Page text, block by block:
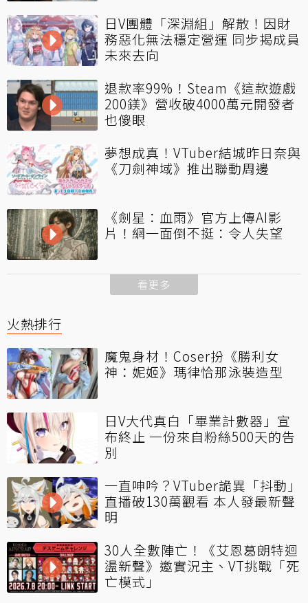
日V團體「深淵組」解散！因財
務惡化無法穩定營運 同步揭成員
未來去向
退款率99%！Steam《這款遊戲
200鎂》營收破4000萬元開發者
也傻眼
夢想成真！VTuber結城昨日奈與
《刀劍神域》推出聯動周邊
《劍星：血雨》官方上傳AI影
片！網一面倒不挺：令人失望
看更多
火熱排行
魔鬼身材！Coser扮《勝利女
神：妮姬》瑪律恰那泳裝造型
日V大代真白「畢業計數器」宣
布終止 一份來自粉絲500天的告
別
一直呻吟？VTuber詭異「抖動」
直播破130萬觀看 本人發最新聲
明
30人全數陣亡！《艾恩葛朗特迴
盪新聲》邀實況主、VT挑戰「死
亡模式」